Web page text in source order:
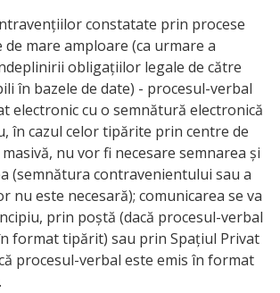
constatate prin procese
de mare amploare (ca urmare a
obligațiilor legale de către
în bazele de date) - procesul-verbal
electronic cu o semnătură electronică
în cazul celor tipărite prin centre de
nu vor fi necesare semnarea și
(semnătura contravenientului sau a
nu este necesară); comunicarea se va
prin poștă (dacă procesul-verbal
format tipărit) sau prin Spațiul Privat
procesul-verbal este emis în format